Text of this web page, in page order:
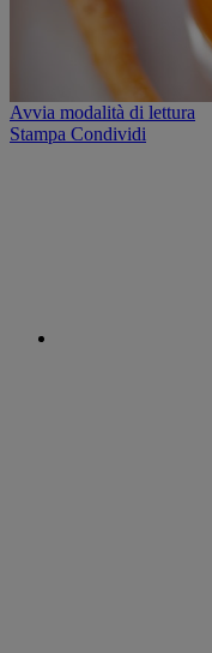
Avvia modalità di lettura
Stampa Condividi